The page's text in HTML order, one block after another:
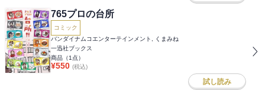
765プロの台所
コミック
バンダイナムコエンターテインメント, くまみね
一迅社ブックス
商品（1 点）
¥550 (税込)
試し読み